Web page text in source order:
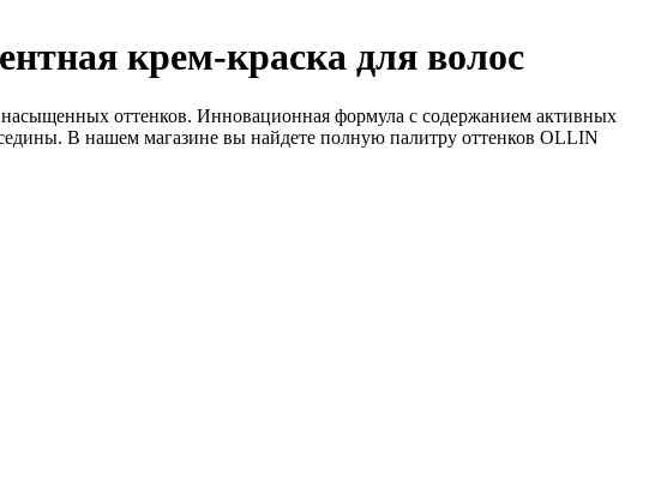
крем-краска для волос
оттенков. Инновационная формула с содержанием активных
В нашем магазине вы найдете полную палитру оттенков OLLIN